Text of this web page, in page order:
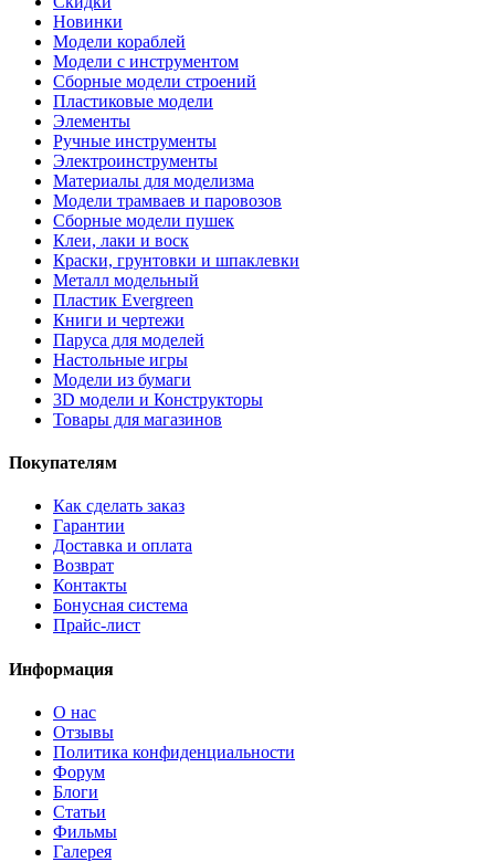
Новинки
Модели кораблей
Модели с инструментом
Сборные модели строений
Пластиковые модели
Элементы
Ручные инструменты
Электроинструменты
Материалы для моделизма
Модели трамваев и паровозов
Сборные модели пушек
Клеи, лаки и воск
Краски, грунтовки и шпаклевки
Металл модельный
Пластик Evergreen
Книги и чертежи
Паруса для моделей
Настольные игры
Модели из бумаги
3D модели и Конструкторы
Товары для магазинов
Покупателям
Как сделать заказ
Гарантии
Доставка и оплата
Возврат
Контакты
Бонусная система
Прайс-лист
Информация
О нас
Отзывы
Политика конфиденциальности
Форум
Блоги
Статьи
Фильмы
Галерея